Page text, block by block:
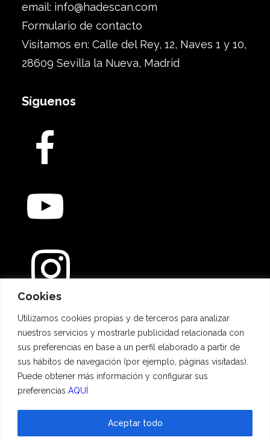
Cookies
Utilizamos cookies propias y de terceros para analizar
nuestros servicios y mostrarle publicidad relacionada con
sus preferencias en base a un perfil elaborado a partir de
sus hábitos de navegación (por ejemplo, páginas visitadas).
Puede obtener más información y configurar sus
preferencias AQUÍ
Aceptar todo
email: info@hadescan.com
Formulario de contacto
Visítamos en: Calle del Rey, 12, Naves 1 y 10,
28609 Sevilla la Nueva, Madrid
Síguenos
Métodos de pago